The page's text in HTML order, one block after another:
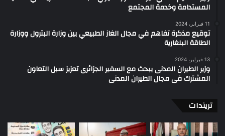
المستدامة وخدمة المجتمع
11 فبراير، 2024
توقيع مذكرة تفاهم في مجال الغاز الطبيعي بين وزارة البترول ووزارة
الطاقة البلغارية
13 فبراير، 2024
وزير الطيران المدنى يبحث مع السفير الجزائرى تعزيز سبل التعاون
المشترك فى مجال الطيران المدنى
تريندات